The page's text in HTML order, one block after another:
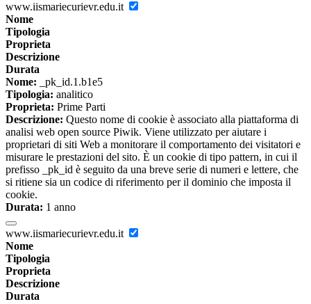
www.iismariecurievr.edu.it
Nome
Tipologia
Proprieta
Descrizione
Durata
Nome: _pk_id.1.b1e5
Tipologia: analitico
Proprieta: Prime Parti
Descrizione: Questo nome di cookie è associato alla piattaforma di
analisi web open source Piwik. Viene utilizzato per aiutare i
proprietari di siti Web a monitorare il comportamento dei visitatori e
misurare le prestazioni del sito. È un cookie di tipo pattern, in cui il
prefisso _pk_id è seguito da una breve serie di numeri e lettere, che
si ritiene sia un codice di riferimento per il dominio che imposta il
cookie.
Durata: 1 anno
www.iismariecurievr.edu.it
Nome
Tipologia
Proprieta
Descrizione
Durata